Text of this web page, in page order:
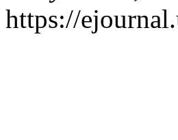
https://